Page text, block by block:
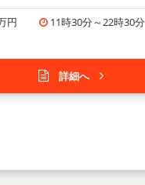
円 11時30分～22時30分
詳細へ